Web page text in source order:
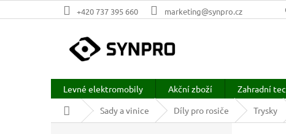
na
+420 737 395 660 marketing@synpro.cz
Levné elektromobily Akční zboží Zahradní
Domů Sady a vinice Díly pro rosiče Trysky